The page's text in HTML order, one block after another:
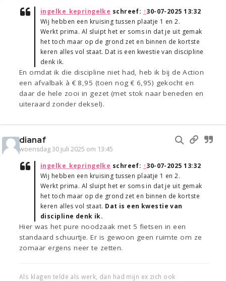
ingelke_kepringelke schreef: ↑30-07-2025 13:32
Wij hebben een kruising tussen plaatje 1 en 2.
Werkt prima. Al sluipt het er soms in dat je uit gemak
het toch maar op de grond zet en binnen de kortste
keren alles vol staat. Dat is een kwestie van discipline
denk ik.
En omdat ik die discipline niet had, heb ik bij de Action
een afvalbak à € 8,95 (toen nog € 6,95) gekocht en
daar de hele zooi in gezet (met stok naar beneden en
uiteraard zonder deksel).
dianaf
woensdag 30 juli 2025 om 13:45
ingelke_kepringelke schreef: ↑30-07-2025 13:32
Wij hebben een kruising tussen plaatje 1 en 2.
Werkt prima. Al sluipt het er soms in dat je uit gemak
het toch maar op de grond zet en binnen de kortste
keren alles vol staat. Dat is een kwestie van
discipline denk ik.
Hier was het pure noodzaak met 5 fietsen in een
standaard schuurtje. Er is gewoon geen ruimte om ze
zomaar ergens neer te zetten.
Als klagen telde als werk, dan had mijn ex zich ook